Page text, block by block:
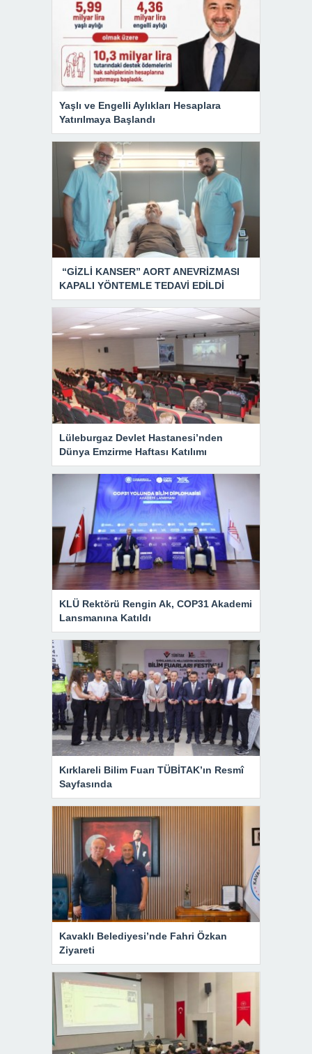
Yaşlı ve Engelli Aylıkları Hesaplara
Yatırılmaya Başlandı
“GİZLİ KANSER” AORT ANEVRİZMASI
KAPALI YÖNTEMLE TEDAVİ EDİLDİ
Lüleburgaz Devlet Hastanesi’nden
Dünya Emzirme Haftası Katılımı
KLÜ Rektörü Rengin Ak, COP31 Akademi
Lansmanına Katıldı
Kırklareli Bilim Fuarı TÜBİTAK’ın Resmî
Sayfasında
Kavaklı Belediyesi’nde Fahri Özkan
Ziyareti